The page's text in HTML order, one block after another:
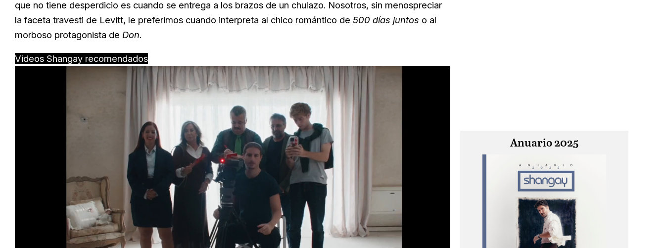
que no tiene desperdicio es cuando se entrega a los brazos de un chulazo. Nosotros, sin menospreciar
la faceta travesti de Levitt, le preferimos cuando interpreta al chico romántico de 500 días juntos o al
morboso protagonista de Don.
Videos Shangay recomendados
Anuario 2025